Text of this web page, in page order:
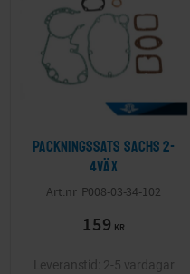
Packningssats Sachs 2-
4väx
P008-03-34-102
159 KR
2-5 vardagar